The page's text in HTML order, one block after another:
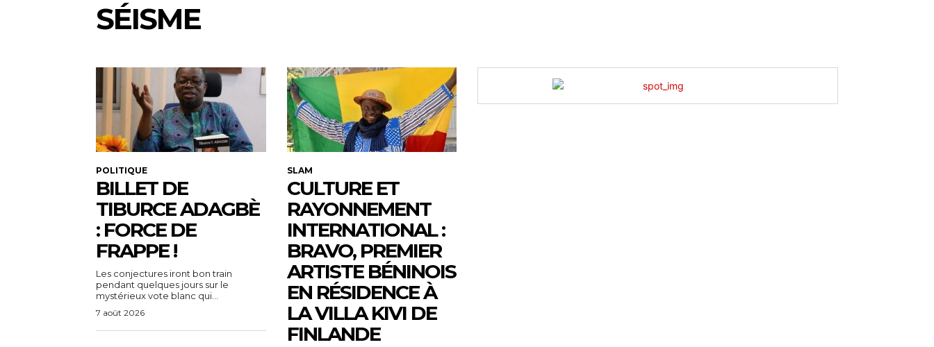
SÉISME
POLITIQUE
BILLET DE
TIBURCE ADAGBÈ
: FORCE DE
FRAPPE !
Les conjectures iront bon train
pendant quelques jours sur le
mystérieux vote blanc qui...
7 août 2026
SLAM
CULTURE ET
RAYONNEMENT
INTERNATIONAL :
BRAVO, PREMIER
ARTISTE BÉNINOIS
EN RÉSIDENCE À
LA VILLA KIVI DE
FINLANDE